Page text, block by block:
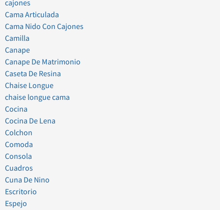
cajones
Cama Articulada
Cama Nido Con Cajones
Camilla
Canape
Canape De Matrimonio
Caseta De Resina
Chaise Longue
chaise longue cama
Cocina
Cocina De Lena
Colchon
Comoda
Consola
Cuadros
Cuna De Nino
Escritorio
Espejo